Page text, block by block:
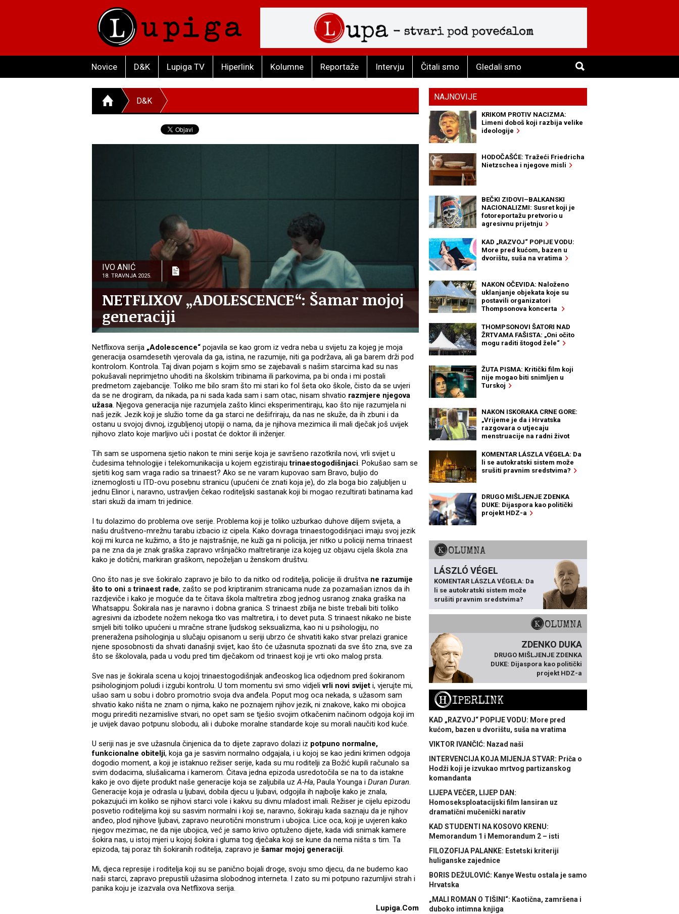
Novice D&K Lupiga TV Hiperlink Kolumne Reportaže Intervju Čitali smo Gledali smo
D&K
IVO ANIĆ
18. TRAVNJA 2025.
NETFLIXOV „ADOLESCENCE“: Šamar mojoj
generaciji
Netflixova serija „Adolescence“ pojavila se kao grom iz vedra neba u svijetu za kojeg je moja
generacija osamdesetih vjerovala da ga, istina, ne razumije, niti ga podržava, ali ga barem drži pod
kontrolom. Kontrola. Taj divan pojam s kojim smo se zajebavali s našim starcima kad su nas
pokušavali neprimjetno uhoditi na školskim tribinama ili parkovima, pa bi onda i mi postali
predmetom zajebancije. Toliko me bilo sram što mi stari ko fol šeta oko škole, čisto da se uvjeri
da se ne drogiram, da nikada, pa ni sada kada sam i sam otac, nisam shvatio razmjere njegova
užasa. Njegova generacija nije razumjela zašto klinci eksperimentiraju, kao što nije razumjela ni
naš jezik. Jezik koji je služio tome da ga starci ne dešifriraju, da nas ne skuže, da ih zbuni i da
ostanu u svojoj divnoj, izgubljenoj utopiji o nama, da je njihova mezimica ili mali dječak još uvijek
njihovo zlato koje marljivo uči i postat će doktor ili inženjer.
Tih sam se uspomena sjetio nakon te mini serije koja je savršeno razotkrila novi, vrli svijet u
čudesima tehnologije i telekomunikacija u kojem egzistirajutrinaestogodišnjaci. Pokušao sam se
sjetiti kog sam vraga radio sa trinaest? Ako se ne varam kupovao sam Bravo, buljio do
iznemoglosti u ITD-ovu posebnu stranicu (upućeni će znati koja je), do zla boga bio zaljubljen u
jednu Elinor i, naravno, ustravljen čekao roditeljski sastanak koji bi mogao rezultirati batinama kad
stari skuži da imam tri jedinice.
I tu dolazimo do problema ove serije. Problema koji je toliko uzburkao duhove diljem svijeta, a
našu društveno-mrežnu tarabu izbacio iz cipela. Kako dovraga trinaestogodišnjaci imaju svoj jezik
koji mi kurca ne kužimo, a što je najstrašnije, ne kuži ga ni policija, jer nitko u policiji nema trinaest
pa ne zna da je znak graška zapravo vršnjačko maltretiranje iza kojeg uz objavu cijela škola zna
kako je dotični, markiran graškom, nepoželjan u ženskom društvu.
Ono što nas je sve šokiralo zapravo je bilo to da nitko od roditelja, policije ili društva ne razumije
što to oni s trinaest rade, zašto se pod kriptiranim stranicama nude za pozamašan iznos da ih
razdjeviče i kako je moguće da te čitava škola maltretira zbog jednog usranog znaka graška na
Whatsappu. Šokirala nas je naravno i dobna granica. S trinaest zbilja ne biste trebali biti toliko
agresivni da izbodete nožem nekoga tko vas maltretira, i to devet puta. S trinaest nikako ne biste
smjeli biti toliko upućeni u mračne strane ljudskog seksualizma, kao ni u psihologiju, no
preneražena psihologinja u slučaju opisanom u seriji ubrzo će shvatiti kako stvar prelazi granice
njene sposobnosti da shvati današnji svijet, kao što će užasnuta spoznati da sve što zna, sve za
što se školovala, pada u vodu pred tim dječakom od trinaest koji je vrti oko malog prsta.
Sve nas je šokirala scena u kojoj trinaestogodišnjak anđeoskog lica odjednom pred šokiranom
psihologinjom poludi i izgubi kontrolu. U tom momentu svi smo vidjelivrli novi svijet i, vjerujte mi,
ušao sam u sobu i dobro promotrio svoja dva anđela. Poput mog oca nekada, s užasom sam
shvatio kako ništa ne znam o njima, kako ne poznajem njihov jezik, ni znakove, kako mi obojica
mogu prirediti nezamislive stvari, no opet sam se tješio svojim otkačenim načinom odgoja koji im
je uvijek davao potpunu slobodu, ali i duboke moralne standarde koje su morali naučiti kod kuće.
U seriji nas je sve užasnula činjenica da to dijete zapravo dolazi iz potpuno normalne,
funkcionalne obitelji, koja ga je sasvim normalno odgajala, i u kojoj se kao jedini krimen odgoja
dogodio moment, a koji je istaknuo režiser serije, kada su mu roditelji za Božić kupili računalo sa
svim dodacima, slušalicama i kamerom. Čitava jedna epizoda usredotočila se na to da istakne
kako je ovo dijete produkt naše generacije koja se zaljubila uzA-Ha, Paula Younga i Duran Duran.
Generacije koja je odrasla u ljubavi, dobila djecu u ljubavi, odgojila ih najbolje kako je znala,
pokazujući im koliko se njihovi starci vole i kakvu su divnu mladost imali. Režiser je cijelu epizodu
posvetio roditeljima koji su sasvim normalni i koji se, naravno, šokiraju kada saznaju da je njihov
anđeo, plod njihove ljubavi, zapravo neurotični monstrum i ubojica. Lice oca, koji je uvjeren kako
njegov mezimac, ne da nije ubojica, već je samo krivo optuženo dijete, kada vidi snimak kamere
šokira nas, u istoj mjeri u kojoj šokira i gluma tog dječaka koji se kune da nema ništa s tim. Ta
epizoda, taj poraz tih šokiranih roditelja, zapravo je šamar mojoj generaciji.
Mi, djeca represije i roditelja koji su se panično bojali droge, svoju smo djecu, da ne budemo kao
naši starci, zapravo prepustili užasima slobodnog interneta. I zato su mi potpuno razumljivi strah i
panika koju je izazvala ova Netflixova serija.
Lupiga.Com
NAJNOVIJE
KRIKOM PROTIV NACIZMA:
Limeni doboš koji razbija velike
ideologije
HODOČAŠĆE: Tražeći Friedricha
Nietzschea i njegove misli
BEČKI ZIDOVI–BALKANSKI
NACIONALIZMI: Susret koji je
fotoreportažu pretvorio u
agresivnu prijetnju
KAD „RAZVOJ“ POPIJE VODU:
More pred kućom, bazen u
dvorištu, suša na vratima
NAKON OČEVIDA: Naloženo
uklanjanje objekata koje su
postavili organizatori
Thompsonova koncerta
THOMPSONOVI ŠATORI NAD
ŽRTVAMA FAŠISTA: „Oni očito
mogu raditi štogod žele“
ŽUTA PISMA: Kritički film koji
nije mogao biti snimljen u
Turskoj
NAKON ISKORAKA CRNE GORE:
„Vrijeme je da i Hrvatska
razgovara o utjecaju
menstruacije na radni život
KOMENTAR LÁSZLA VÉGELA: Da
li se autokratski sistem može
srušiti pravnim sredstvima?
DRUGO MIŠLJENJE ZDENKA
DUKE: Dijaspora kao politički
projekt HDZ-a
KOLUMNA
LÁSZLÓ VÉGEL
KOMENTAR LÁSZLA VÉGELA: Da
li se autokratski sistem može
srušiti pravnim sredstvima?
KOLUMNA
ZDENKO DUKA
DRUGO MIŠLJENJE ZDENKA
DUKE: Dijaspora kao politički
projekt HDZ-a
HIPERLINK
KAD „RAZVOJ“ POPIJE VODU: More pred
kućom, bazen u dvorištu, suša na vratima
VIKTOR IVANČIĆ: Nazad naši
INTERVENCIJA KOJA MIJENJA STVAR: Priča o
Hodži koji je izvukao mrtvog partizanskog
komandanta
LIJEPA VEČER, LIJEP DAN:
Homoseksploatacijski film lansiran uz
dramatični mučenički narativ
KAD STUDENTI NA KOSOVO KRENU:
Memorandum 1 i Memorandum 2 – isti
FILOZOFIJA PALANKE: Estetski kriteriji
huliganske zajednice
BORIS DEŽULOVIĆ: Kanye Westu ostala je samo
Hrvatska
„MALI ROMAN O TIŠINI“: Kaotična, zamršena i
duboko intimna knjiga